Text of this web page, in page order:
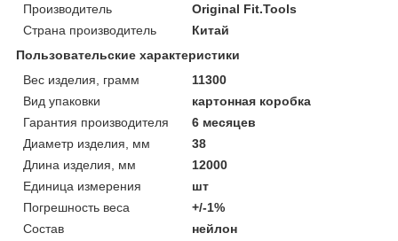
Производитель
Original Fit.Tools
Страна производитель
Китай
Пользовательские характеристики
Вес изделия, грамм
11300
Вид упаковки
картонная коробка
Гарантия производителя
6 месяцев
Диаметр изделия, мм
38
Длина изделия, мм
12000
Единица измерения
шт
Погрешность веса
+/-1%
Состав
нейлон